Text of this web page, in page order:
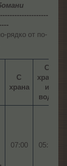
рядко от по-
С
храна
С
храна
и
вода
07:00​ 05:36